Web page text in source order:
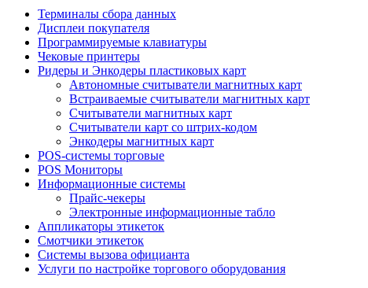
Терминалы сбора данных
Дисплеи покупателя
Программируемые клавиатуры
Чековые принтеры
Ридеры и Энкодеры пластиковых карт
Автономные считыватели магнитных карт
Встраиваемые считыватели магнитных карт
Считыватели магнитных карт
Считыватели карт со штрих-кодом
Энкодеры магнитных карт
POS-системы торговые
POS Мониторы
Информационные системы
Прайс-чекеры
Электронные информационные табло
Аппликаторы этикеток
Смотчики этикеток
Системы вызова официанта
Услуги по настройке торгового оборудования